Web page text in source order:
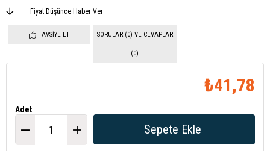
Fiyat Düşünce Haber Ver
TAVSIYE ET SORULAR (0) VE CEVAPLAR
(0)
₺41,78
Adet